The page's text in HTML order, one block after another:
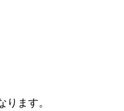
ます。